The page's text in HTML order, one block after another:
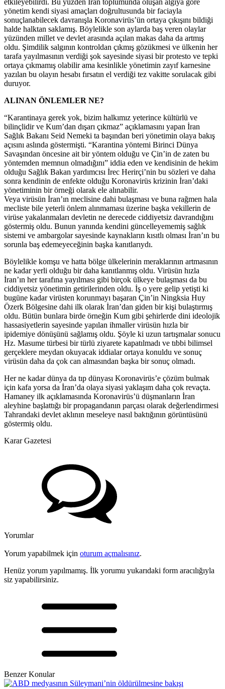
yönetim kendi siyasi amaçları doğrultusunda bir faciayla
sonuçlanabilecek davranışla Koronavirüs’ün ortaya çıkışını bildiği
halde halktan saklamış. Böylelikle son aylarda baş veren olaylar
yüzünden millet ve devlet arasında açılan makas daha da artmış
oldu. Şimdilik salgının kontroldan çıkmış gözükmesi ve ülkenin her
tarafa yayılmasının verdiği şok sayesinde siyasi bir protesto ve tepki
ortaya çıkmamış olabilir ama kesinlikle yönetimin zayıf karnesine
yazılan bu olayın hesabı fırsatın el verdiği tez vakitte sorulacak gibi
duruyor.
ALINAN ÖNLEMLER NE?
“Karantinaya gerek yok, bizim halkımız yeterince kültürlü ve
bilinçlidir ve Kum’dan dışarı çıkmaz” açıklamasını yapan İran
Sağlık Bakanı Seid Nemeki ta başından beri yönetimin olaya bakış
açısını aslında göstermişti. “Karantina yöntemi Birinci Dünya
Savaşından öncesine ait bir yöntem olduğu ve Çin’in de zaten bu
yöntemden memnun olmadığını” iddia eden ve kendisinin de hekim
olduğu Sağlık Bakan yardımcısı İrec Herirçi’nin bu sözleri ve daha
sonra kendinin de enfekte olduğu Koronavirüs krizinin İran’daki
yönetiminin bir örneği olarak ele alınabilir.
Veya virüsün İran’ın meclisine dahi bulaşması ve buna rağmen hala
mecliste bile yeterli önlem alınmaması üzerine başka vekillerin de
virüse yakalanmaları devletin ne derecede ciddiyetsiz davrandığını
göstermiş oldu. Bunun yanında kendini güncelleyememiş sağlık
sistemi ve ambargolar sayesinde kaynakların kısıtlı olması İran’ın bu
sorunla baş edemeyeceğinin başka kanıtlarıydı.
Böylelikle komşu ve hatta bölge ülkelerinin meraklarının artmasının
ne kadar yerli olduğu bir daha kanıtlanmış oldu. Virüsün hızla
İran’ın her tarafına yayılması gibi birçok ülkeye bulaşması da bu
ciddiyetsiz yönetimin getirilerinden oldu. İş o yere gelip yetişti ki
bugüne kadar virüsten korunmayı başaran Çin’in Ningksia Huy
Özerk Bölgesine dahi ilk olarak İran’dan giden bir kişi bulaştırmış
oldu. Bütün bunlara birde örneğin Kum gibi şehirlerde dini ideolojik
hassasiyetlerin sayesinde yapılan ihmaller virüsün hızla bir
ipidemiye dönüşünü sağlamış oldu. Şöyle ki uzun tartışmalar sonucu
Hz. Masume türbesi bir türlü ziyarete kapatılmadı ve tıbbi bilimsel
gerçeklere meydan okuyacak iddialar ortaya konuldu ve sonuç
virüsün daha da çok can almasından başka bir sonuç olmadı.
Her ne kadar dünya da tıp dünyası Koronavirüs’e çözüm bulmak
için kafa yorsa da İran’da olaya siyasi yaklaşım daha çok revaçta.
Hamaney ilk açıklamasında Koronavirüs’ü düşmanların İran
aleyhine başlattığı bir propagandanın parçası olarak değerlendirmesi
Tahrandaki devlet aklının meseleye nasıl baktığının görüntüsünü
göstermiş oldu.
Karar Gazetesi
Yorumlar
Yorum yapabilmek için oturum açmalısınız.
Henüz yorum yapılmamış. İlk yorumu yukarıdaki form aracılığıyla
siz yapabilirsiniz.
Benzer Konular